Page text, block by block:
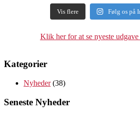
Vis flere Følg os på
Klik her for at se nyeste
Kategorier
Nyheder(38)
Seneste Nyheder